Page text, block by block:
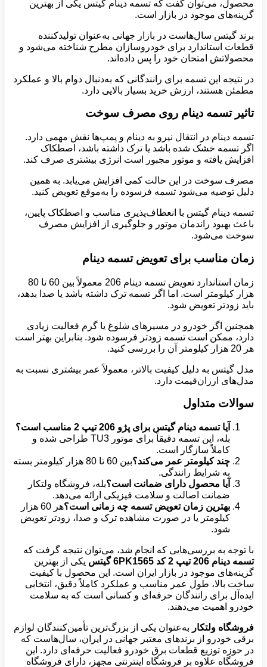
محصول، می‌توان گفت که تسمه دینام گیتس یکی از بهترین
گزینه‌های موجود در بازار است.
برند گیتس سال‌هاست در بازار جهانی به‌عنوان تولیدکننده
قطعات استاندارد برای خودروسازان مطرح شناخته می‌شود و
محصولاتش امتحان خود را پس داده‌اند.
در نتیجه این تسمه برای رانندگانی که به‌دنبال دوام بالا و عملکرد
مطمئن هستند، ارزش خرید بسیار بالایی دارد.
تاثیر تسمه دینام روی مصرف سوخت
تسمه دینام در انتقال نیرو به دینام و پمپ‌ها نقش مهمی دارد.
اگر تسمه خشک شده باشد یا ترک داشته باشد، اصطکاک
افزایش یافته و موتور مجبور است انرژی بیشتری صرف کند.
مصرف سوخت در این حالت کمی افزایش می‌یابد. به همین
دلیل توصیه می‌شود تسمه فرسوده را به‌موقع تعویض کنید.
تسمه دینام گیتس با انعطاف‌پذیری مناسب و اصطکاک پایین،
باعث بهبود راندمان موتور و جلوگیری از افزایش مصرف
سوخت می‌شود.
زمان مناسب برای تعویض تسمه دینام
زمان استاندارد تعویض تسمه دینام 206 معمولاً بین 60 تا 80
هزار کیلومتر است. اما اگر تسمه ترک داشته باشد یا صدا بدهد،
باید زودتر تعویض شود.
همچنین اگر خودرو در مسیرهای شلوغ یا گرم فعالیت زیادی
دارد، ممکن است تسمه زودتر فرسوده شود. بنابراین بهتر است
هر 20 هزار کیلومتر آن را بررسی کنید.
مدل گیتس به دلیل کیفیت بالاتر، معمولاً عمر بیشتری نسبت به
مدل‌های ارزان‌قیمت دارد.
سوالات متداول
آیا تسمه دینام گیتس برای پژو 206 تیپ 2 مناسب است؟
بله، این تسمه دقیقاً برای موتور TU3 طراحی شده و
کاملاً سازگار است.
چند کیلومتر عمر می‌کند؟
بین 60 تا 80 هزار کیلومتر بسته
به شرایط رانندگی.
آیا محصول دارای ضمانت است؟بله، فروشگاه ولتکار
ضمانت اصالت و سلامت فیزیکی ارائه می‌دهد.
بهترین زمان تعویض تسمه چه زمانی است؟
هر 60 هزار
کیلومتر یا در صورت مشاهده ترک و صدا، زودتر تعویض
شود.
با توجه به بررسی‌هایی که انجام شد، می‌توان نتیجه گرفت که
تسمه دینام 206 تیپ 2 کد 6
PK1565 گیتس
یکی از بهترین
گزینه‌های موجود در بازار ایران است. این محصول با کیفیت
ساخت بالا، طول عمر مناسب و عملکرد کاملاً دقیق، انتخابی
ایده‌آل برای رانندگان حرفه‌ای و کسانی است که به سلامت
خودرو اهمیت می‌دهند.
فروشگاه ولتکار به‌عنوان یکی از بزرگ‌ترین تأمین‌کنندگان لوازم
برقی خودرو از برندهای معتبر جهانی در ایران، سال‌هاست که
در حوزه توزیع قطعات برق خودرو فعالیت حرفه‌ای دارد. این
فروشگاه علاوه بر فروشگاه اینترنتی مجهز، دارای فروشگاه